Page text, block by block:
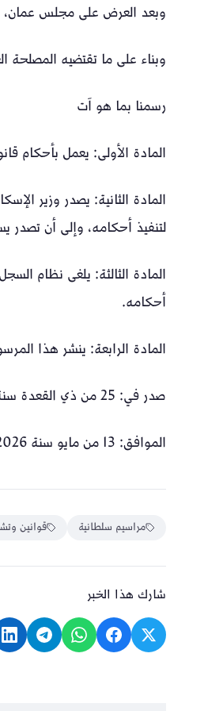
وبعد العرض على مجلس عمان،
وبناء على ما تقتضيه المصلحة
رسمنا بما هو آت
المادة الأولى: يعمل بأحكام
المادة الثانية: يصدر وزير
لتنفيذ أحكامه، وإلى أن تصدر
المادة الثالثة: يلغى نظام
أحكامه.
المادة الرابعة: ينشر هذا
صدر في: 25 من ذي القعدة سنة 1447 هـ
الموافق: 13 من مايو سنة 2026 م
مراسيم سلطانية قوانين
شارك هذا الخبر